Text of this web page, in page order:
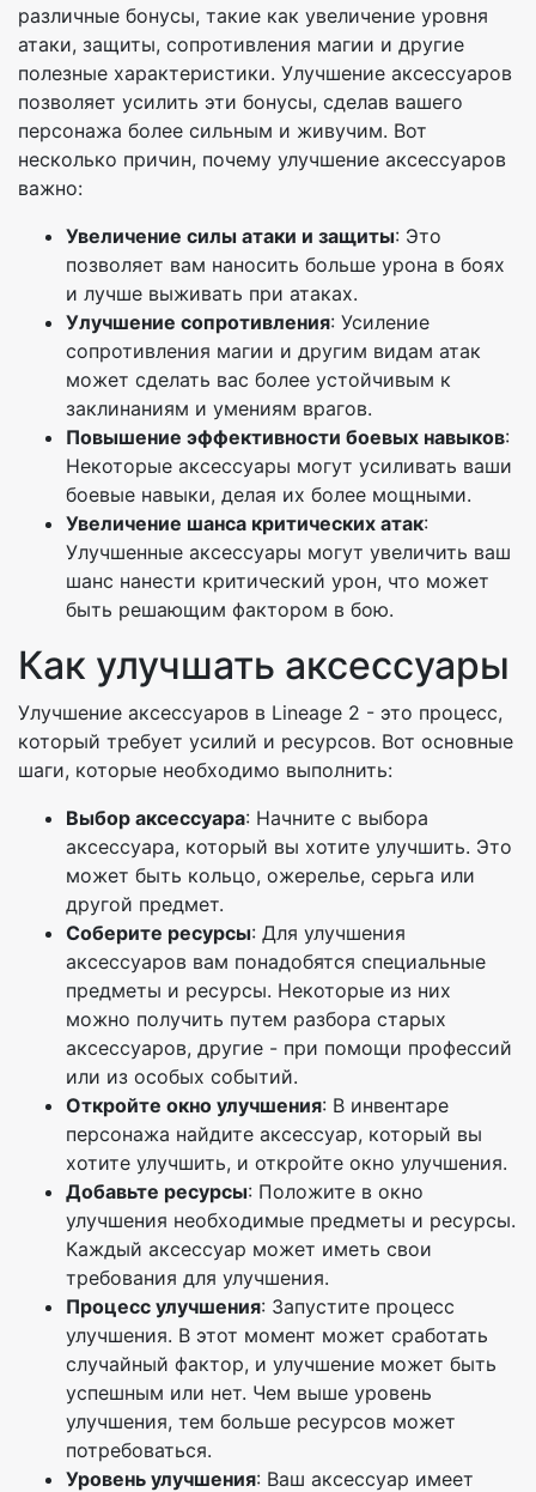
различные бонусы, такие как увеличение уровня
атаки, защиты, сопротивления магии и другие
полезные характеристики. Улучшение аксессуаров
позволяет усилить эти бонусы, сделав вашего
персонажа более сильным и живучим. Вот
несколько причин, почему улучшение аксессуаров
важно:
Увеличение силы атаки и защиты: Это
позволяет вам наносить больше урона в боях
и лучше выживать при атаках.
Улучшение сопротивления: Усиление
сопротивления магии и другим видам атак
может сделать вас более устойчивым к
заклинаниям и умениям врагов.
Повышение эффективности боевых навыков:
Некоторые аксессуары могут усиливать ваши
боевые навыки, делая их более мощными.
Увеличение шанса критических атак:
Улучшенные аксессуары могут увеличить ваш
шанс нанести критический урон, что может
быть решающим фактором в бою.
Как улучшать аксессуары
Улучшение аксессуаров в Lineage 2 - это процесс,
который требует усилий и ресурсов. Вот основные
шаги, которые необходимо выполнить:
Выбор аксессуара: Начните с выбора
аксессуара, который вы хотите улучшить. Это
может быть кольцо, ожерелье, серьга или
другой предмет.
Соберите ресурсы: Для улучшения
аксессуаров вам понадобятся специальные
предметы и ресурсы. Некоторые из них
можно получить путем разбора старых
аксессуаров, другие - при помощи профессий
или из особых событий.
Откройте окно улучшения: В инвентаре
персонажа найдите аксессуар, который вы
хотите улучшить, и откройте окно улучшения.
Добавьте ресурсы: Положите в окно
улучшения необходимые предметы и ресурсы.
Каждый аксессуар может иметь свои
требования для улучшения.
Процесс улучшения: Запустите процесс
улучшения. В этот момент может сработать
случайный фактор, и улучшение может быть
успешным или нет. Чем выше уровень
улучшения, тем больше ресурсов может
потребоваться.
Уровень улучшения: Ваш аксессуар имеет